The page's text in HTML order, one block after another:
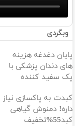
وبگردی
پایان دغدغه هزینه
های دندان پزشکی با
پک سفید کننده
کبدت به پاکسازی نیاز
داره! دمنوش گیاهی
کبد55%تخفیف